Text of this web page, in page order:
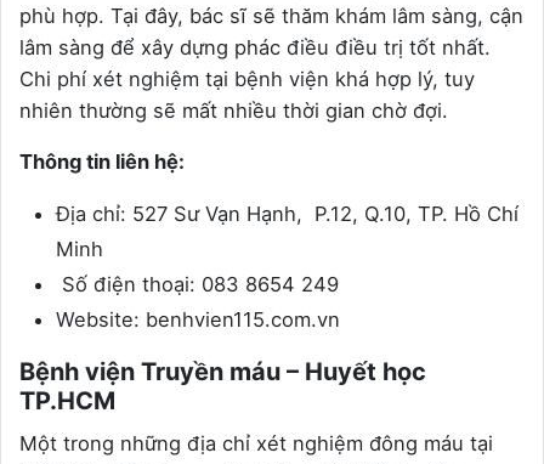
phù hợp. Tại đây, bác sĩ sẽ thăm khám lâm sàng, cận
lâm sàng để xây dựng phác điều điều trị tốt nhất.
Chi phí xét nghiệm tại bệnh viện khá hợp lý, tuy
nhiên thường sẽ mất nhiều thời gian chờ đợi.
Thông tin liên hệ:
Địa chỉ: 527 Sư Vạn Hạnh, P.12, Q.10, TP. Hồ Chí
Minh
Số điện thoại: 083 8654 249
Website: benhvien115.com.vn
Bệnh viện Truyền máu – Huyết học
TP.HCM
Một trong những địa chỉ xét nghiệm đông máu tại